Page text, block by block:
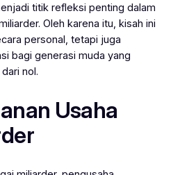
titik refleksi penting dalam
Oleh karena itu, kisah ini
personal, tetapi juga
bagi generasi muda yang
nol.
Usaha